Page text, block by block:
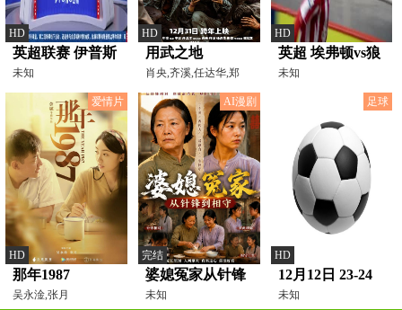
HD
英超联赛 伊普斯
维奇VS曼城
20250120
未知
HD
用武之地
肖央,齐溪,任达华,郑
恺,潘斌龙,法提,奥黛丽
HD
英超 埃弗顿vs狼
队 20230826（林
未知
爱情片
HD
那年1987
吴永淦,张月
AI漫剧
完结
婆媳冤家从针锋
到相守
未知
足球
HD
12月12日 23-24
赛季西甲第16轮
未知